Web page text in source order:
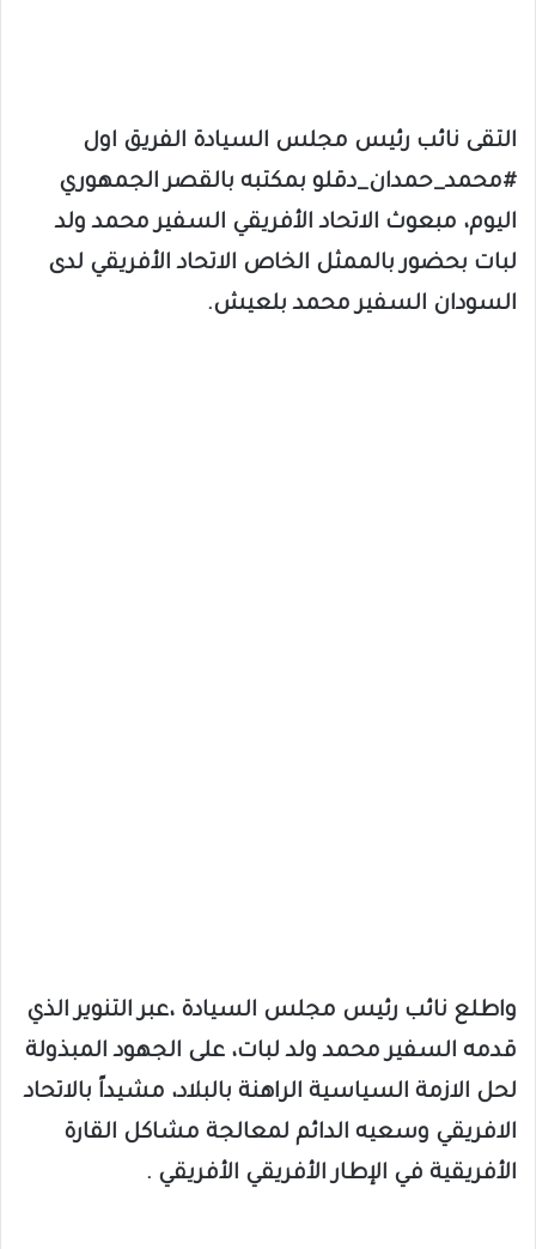
التقى نائب رئيس مجلس السيادة الفريق اول
#محمد_حمدان_دقلو بمكتبه بالقصر الجمهوري
اليوم، مبعوث الاتحاد الأفريقي السفير محمد ولد
لبات بحضور بالممثل الخاص الاتحاد الأفريقي لدى
السودان السفير محمد بلعيش.
واطلع نائب رئيس مجلس السيادة ،عبر التنوير الذي
قدمه السفير محمد ولد لبات، على الجهود المبذولة
لحل الازمة السياسية الراهنة بالبلاد، مشيداً بالاتحاد
الافريقي وسعيه الدائم لمعالجة مشاكل القارة
الأفريقية في الإطار الأفريقي الأفريقي .